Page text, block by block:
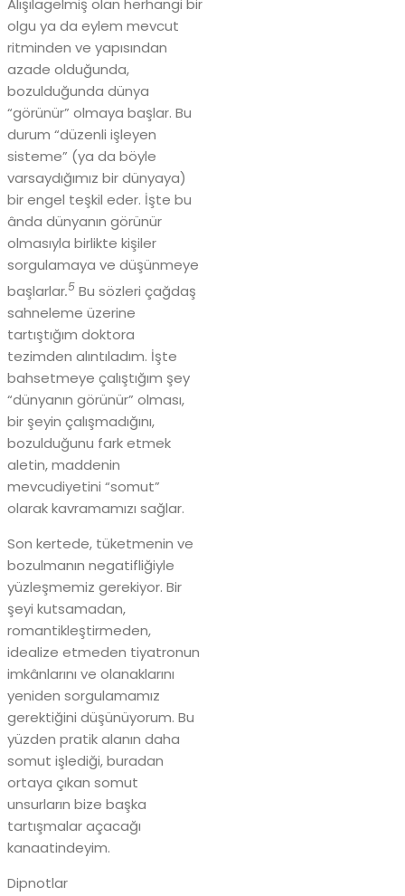
Alışılagelmiş olan herhangi bir
olgu ya da eylem mevcut
ritminden ve yapısından
azade olduğunda,
bozulduğunda dünya
“görünür” olmaya başlar. Bu
durum “düzenli işleyen
sisteme” (ya da böyle
varsaydığımız bir dünyaya)
bir engel teşkil eder. İşte bu
ânda dünyanın görünür
olmasıyla birlikte kişiler
sorgulamaya ve düşünmeye
başlarlar.5 Bu sözleri çağdaş
sahneleme üzerine
tartıştığım doktora
tezimden alıntıladım. İşte
bahsetmeye çalıştığım şey
“dünyanın görünür” olması,
bir şeyin çalışmadığını,
bozulduğunu fark etmek
aletin, maddenin
mevcudiyetini “somut”
olarak kavramamızı sağlar.
Son kertede, tüketmenin ve
bozulmanın negatifliğiyle
yüzleşmemiz gerekiyor. Bir
şeyi kutsamadan,
romantikleştirmeden,
idealize etmeden tiyatronun
imkânlarını ve olanaklarını
yeniden sorgulamamız
gerektiğini düşünüyorum. Bu
yüzden pratik alanın daha
somut işlediği, buradan
ortaya çıkan somut
unsurların bize başka
tartışmalar açacağı
kanaatindeyim.
Dipnotlar